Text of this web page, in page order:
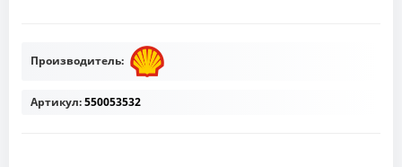
Производитель:
Артикул:550053532